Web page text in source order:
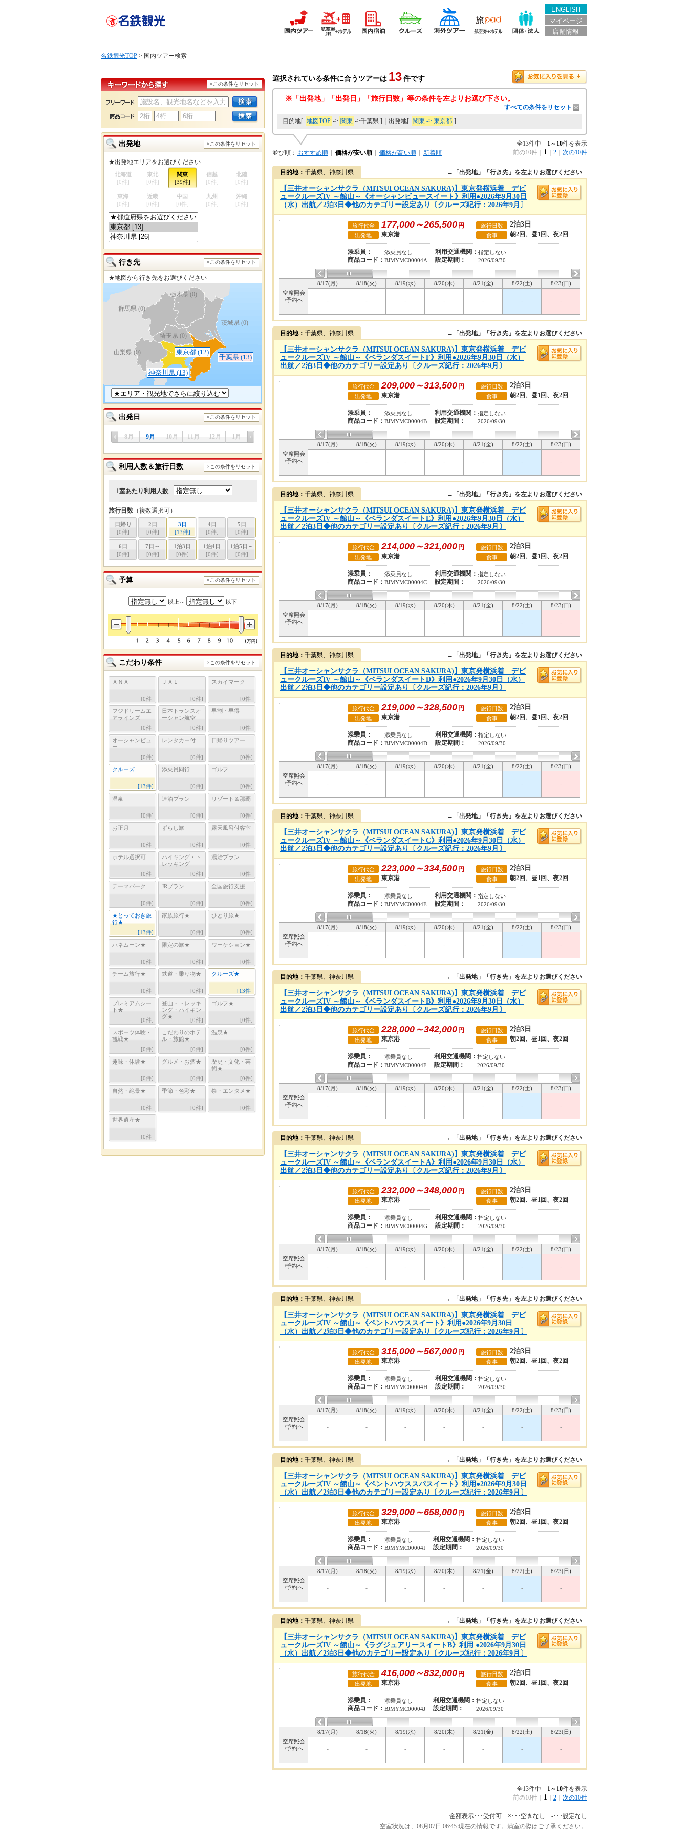
ENGLISH
マイページ
店舗情報
名鉄観光TOP > 国内ツアー検索
×この条件をリセット
- -
出発地 ×この条件をリセット
★出発地エリアをお選びください
北海道
[0件]
東北
[0件]
関東
[39件]
信越
[0件]
北陸
[0件]
東海
[0件]
近畿
[0件]
中国
[0件]
九州
[0件]
沖縄
[0件]
行き先 ×この条件をリセット
★地図から行き先をお選びください
茨城県 (0)
栃木県 (0)
群馬県 (0)
埼玉県 (0)
千葉県 (13)
東京都 (12)
神奈川県 (13)
山梨県 (0)
出発日 ×この条件をリセット
8月 9月 10月 11月 12月 1月
利用人数＆旅行日数 ×この条件をリセット
1室あたり利用人数
旅行日数 （複数選択可）
日帰り
[0件]
2日
[0件]
3日
[13件]
4日
[0件]
5日
[0件]
6日
[0件]
7日～
[0件]
1泊3日
[0件]
1泊4日
[0件]
1泊5日～
[0件]
予算 ×この条件をリセット
以上～ 以下
こだわり条件 ×この条件をリセット
ＡＮＡ
[0件]
ＪＡＬ
[0件]
スカイマーク
[0件]
フジドリームエ
アラインズ
[0件]
日本トランスオ
ーシャン航空
[0件]
早割・早得
[0件]
オーシャンビュ
ー
[0件]
レンタカー付
[0件]
日帰りツアー
[0件]
クルーズ
[13件]
添乗員同行
[0件]
ゴルフ
[0件]
温泉
[0件]
連泊プラン
[0件]
リゾート＆那覇
[0件]
お正月
[0件]
ずらし旅
[0件]
露天風呂付客室
[0件]
ホテル選択可
[0件]
ハイキング・ト
レッキング
[0件]
湯治プラン
[0件]
テーマパーク
[0件]
JRプラン
[0件]
全国旅行支援
[0件]
★とっておき旅
行★
[13件]
家族旅行★
[0件]
ひとり旅★
[0件]
ハネムーン★
[0件]
限定の旅★
[0件]
ワーケション★
[0件]
チーム旅行★
[0件]
鉄道・乗り物★
[0件]
クルーズ★
[13件]
プレミアムシー
ト★
[0件]
登山・トレッキ
ング・ハイキン
グ★
[0件]
ゴルフ★
[0件]
スポーツ体験・
観戦★
[0件]
こだわりのホテ
ル・旅館★
[0件]
温泉★
[0件]
趣味・体験★
[0件]
グルメ・お酒★
[0件]
歴史・文化・芸
術★
[0件]
自然・絶景★
[0件]
季節・色彩★
[0件]
祭・エンタメ★
[0件]
世界遺産★
[0件]
選択されている条件に合うツアーは 13 件です
※「出発地」「出発日」「旅行日数」等の条件を左よりお選び下さい。
すべての条件をリセット
目的地[ 地図TOP -> 関東 ->千葉県 ] 出発地[ 関東 -> 東京都 ]
並び順： おすすめ順 価格が安い順 価格が高い順 新着順
全13件中 1～10件を表示
前の10件
1 2 次の10件
目的地： 千葉県、神奈川県 ←「出発地」「行き先」を左よりお選びください
【三井オーシャンサクラ（MITSUI OCEAN SAKURA)】東京発横浜着 デビ
ュークルーズIV ～館山～《オーシャンビュースイート》利用●2026年9月30日
（水）出航／2泊3日◆他のカテゴリー設定あり〔クルーズ紀行：2026年9月〕
旅行代金 177,000～265,500 円 旅行日数 2泊3日
出発地 東京港 食事 朝2回、昼1回、夜2回
添乗員： 添乗員なし 利用交通機関： 指定しない
商品コード： BJMYMC00004A 設定期間： 2026/09/30
空席照会
/予約へ
8/17(月) 8/18(火) 8/19(水) 8/20(木) 8/21(金) 8/22(土) 8/23(日)
- - - - - - -
目的地： 千葉県、神奈川県 ←「出発地」「行き先」を左よりお選びください
【三井オーシャンサクラ（MITSUI OCEAN SAKURA)】東京発横浜着 デビ
ュークルーズIV ～館山～《ベランダスイートF》利用●2026年9月30日（水）
出航／2泊3日◆他のカテゴリー設定あり〔クルーズ紀行：2026年9月〕
旅行代金 209,000～313,500 円 旅行日数 2泊3日
出発地 東京港 食事 朝2回、昼1回、夜2回
添乗員： 添乗員なし 利用交通機関： 指定しない
商品コード： BJMYMC00004B 設定期間： 2026/09/30
空席照会
/予約へ
8/17(月) 8/18(火) 8/19(水) 8/20(木) 8/21(金) 8/22(土) 8/23(日)
- - - - - - -
目的地： 千葉県、神奈川県 ←「出発地」「行き先」を左よりお選びください
【三井オーシャンサクラ（MITSUI OCEAN SAKURA)】東京発横浜着 デビ
ュークルーズIV ～館山～《ベランダスイートE》利用●2026年9月30日（水）
出航／2泊3日◆他のカテゴリー設定あり〔クルーズ紀行：2026年9月〕
旅行代金 214,000～321,000 円 旅行日数 2泊3日
出発地 東京港 食事 朝2回、昼1回、夜2回
添乗員： 添乗員なし 利用交通機関： 指定しない
商品コード： BJMYMC00004C 設定期間： 2026/09/30
空席照会
/予約へ
8/17(月) 8/18(火) 8/19(水) 8/20(木) 8/21(金) 8/22(土) 8/23(日)
- - - - - - -
目的地： 千葉県、神奈川県 ←「出発地」「行き先」を左よりお選びください
【三井オーシャンサクラ（MITSUI OCEAN SAKURA)】東京発横浜着 デビ
ュークルーズIV ～館山～《ベランダスイートD》利用●2026年9月30日（水）
出航／2泊3日◆他のカテゴリー設定あり〔クルーズ紀行：2026年9月〕
旅行代金 219,000～328,500 円 旅行日数 2泊3日
出発地 東京港 食事 朝2回、昼1回、夜2回
添乗員： 添乗員なし 利用交通機関： 指定しない
商品コード： BJMYMC00004D 設定期間： 2026/09/30
空席照会
/予約へ
8/17(月) 8/18(火) 8/19(水) 8/20(木) 8/21(金) 8/22(土) 8/23(日)
- - - - - - -
目的地： 千葉県、神奈川県 ←「出発地」「行き先」を左よりお選びください
【三井オーシャンサクラ（MITSUI OCEAN SAKURA)】東京発横浜着 デビ
ュークルーズIV ～館山～《ベランダスイートC》利用●2026年9月30日（水）
出航／2泊3日◆他のカテゴリー設定あり〔クルーズ紀行：2026年9月〕
旅行代金 223,000～334,500 円 旅行日数 2泊3日
出発地 東京港 食事 朝2回、昼1回、夜2回
添乗員： 添乗員なし 利用交通機関： 指定しない
商品コード： BJMYMC00004E 設定期間： 2026/09/30
空席照会
/予約へ
8/17(月) 8/18(火) 8/19(水) 8/20(木) 8/21(金) 8/22(土) 8/23(日)
- - - - - - -
目的地： 千葉県、神奈川県 ←「出発地」「行き先」を左よりお選びください
【三井オーシャンサクラ（MITSUI OCEAN SAKURA)】東京発横浜着 デビ
ュークルーズIV ～館山～《ベランダスイートB》利用●2026年9月30日（水）
出航／2泊3日◆他のカテゴリー設定あり〔クルーズ紀行：2026年9月〕
旅行代金 228,000～342,000 円 旅行日数 2泊3日
出発地 東京港 食事 朝2回、昼1回、夜2回
添乗員： 添乗員なし 利用交通機関： 指定しない
商品コード： BJMYMC00004F 設定期間： 2026/09/30
空席照会
/予約へ
8/17(月) 8/18(火) 8/19(水) 8/20(木) 8/21(金) 8/22(土) 8/23(日)
- - - - - - -
目的地： 千葉県、神奈川県 ←「出発地」「行き先」を左よりお選びください
【三井オーシャンサクラ（MITSUI OCEAN SAKURA)】東京発横浜着 デビ
ュークルーズIV ～館山～《ベランダスイートA》利用●2026年9月30日（水）
出航／2泊3日◆他のカテゴリー設定あり〔クルーズ紀行：2026年9月〕
旅行代金 232,000～348,000 円 旅行日数 2泊3日
出発地 東京港 食事 朝2回、昼1回、夜2回
添乗員： 添乗員なし 利用交通機関： 指定しない
商品コード： BJMYMC00004G 設定期間： 2026/09/30
空席照会
/予約へ
8/17(月) 8/18(火) 8/19(水) 8/20(木) 8/21(金) 8/22(土) 8/23(日)
- - - - - - -
目的地： 千葉県、神奈川県 ←「出発地」「行き先」を左よりお選びください
【三井オーシャンサクラ（MITSUI OCEAN SAKURA)】東京発横浜着 デビ
ュークルーズIV ～館山～《ペントハウススイート》利用●2026年9月30日
（水）出航／2泊3日◆他のカテゴリー設定あり〔クルーズ紀行：2026年9月〕
旅行代金 315,000～567,000 円 旅行日数 2泊3日
出発地 東京港 食事 朝2回、昼1回、夜2回
添乗員： 添乗員なし 利用交通機関： 指定しない
商品コード： BJMYMC00004H 設定期間： 2026/09/30
空席照会
/予約へ
8/17(月) 8/18(火) 8/19(水) 8/20(木) 8/21(金) 8/22(土) 8/23(日)
- - - - - - -
目的地： 千葉県、神奈川県 ←「出発地」「行き先」を左よりお選びください
【三井オーシャンサクラ（MITSUI OCEAN SAKURA)】東京発横浜着 デビ
ュークルーズIV ～館山～《ペントハウススパスイート》利用●2026年9月30日
（水）出航／2泊3日◆他のカテゴリー設定あり〔クルーズ紀行：2026年9月〕
旅行代金 329,000～658,000 円 旅行日数 2泊3日
出発地 東京港 食事 朝2回、昼1回、夜2回
添乗員： 添乗員なし 利用交通機関： 指定しない
商品コード： BJMYMC00004I 設定期間： 2026/09/30
空席照会
/予約へ
8/17(月) 8/18(火) 8/19(水) 8/20(木) 8/21(金) 8/22(土) 8/23(日)
- - - - - - -
目的地： 千葉県、神奈川県 ←「出発地」「行き先」を左よりお選びください
【三井オーシャンサクラ（MITSUI OCEAN SAKURA)】東京発横浜着 デビ
ュークルーズIV ～館山～《ラグジュアリースイートB》利用 ●2026年9月30日
（水）出航／2泊3日◆他のカテゴリー設定あり〔クルーズ紀行：2026年9月〕
旅行代金 416,000～832,000 円 旅行日数 2泊3日
出発地 東京港 食事 朝2回、昼1回、夜2回
添乗員： 添乗員なし 利用交通機関： 指定しない
商品コード： BJMYMC00004J 設定期間： 2026/09/30
空席照会
/予約へ
8/17(月) 8/18(火) 8/19(水) 8/20(木) 8/21(金) 8/22(土) 8/23(日)
- - - - - - -
全13件中 1～10件を表示
前の10件
1 2 次の10件
金額表示･･･受付可 ×･･･空きなし -･･･設定なし
空室状況は、08月07日 06:45 現在の情報です。満室の際はご了承ください。